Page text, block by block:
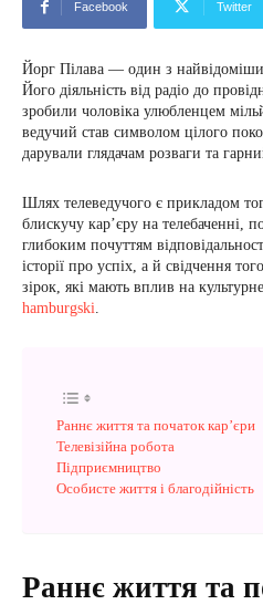
Facebook Twitter
Йорг Пілава — один з
Його діяльність від радіо до
зробили чоловіка улюбленцем
ведучий став символом цілого
дарували глядачам розваги та
Шлях телеведучого є прикладом
блискучу кар’єру на телебаченні,
глибоким почуттям
історії про успіх, а й свідчення
зірок, які мають вплив на
hamburgski.
Раннє життя та початок кар’єри
Телевізійна робота
Підприємництво
Особисте життя і благодійність
Раннє життя та